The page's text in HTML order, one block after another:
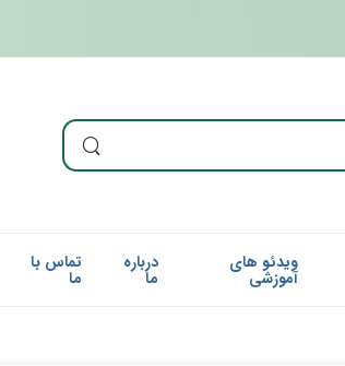
ویدئو های
آموزشی
درباره
ما
تماس با
ما